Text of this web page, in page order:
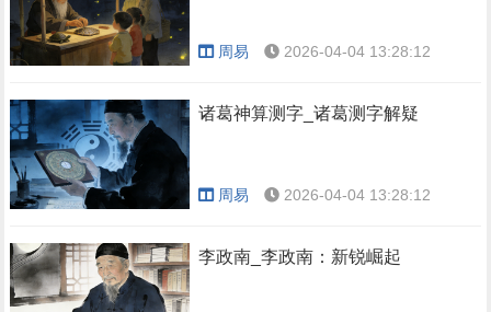
周易 2026-04-04 13:28:12
诸葛神算测字_诸葛测字解疑
周易 2026-04-04 13:28:12
李政南_李政南：新锐崛起